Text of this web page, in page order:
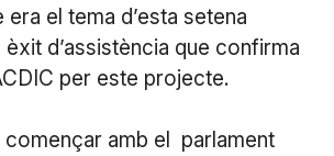
era el tema d’esta setena
d’assistència que confirma
per este projecte.
començar amb el parlament